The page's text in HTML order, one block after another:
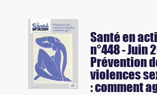
Santé en
n°448 - Juin
Prévention
violences
: comment